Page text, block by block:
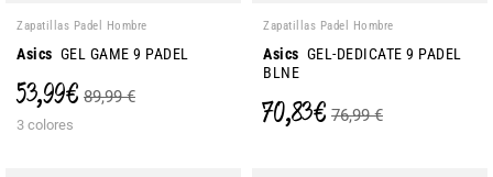
Zapatillas Padel Hombre
Asics GEL GAME 9 PADEL
53,99 € 89,99 €
3 colores
Zapatillas Padel Hombre
Asics GEL-DEDICATE 9 PADEL
BLNE
70,83 € 76,99 €